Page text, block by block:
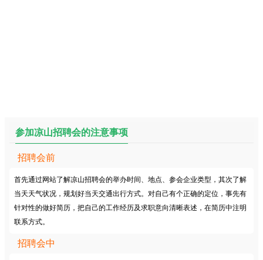
参加凉山招聘会的注意事项
招聘会前
首先通过网站了解凉山招聘会的举办时间、地点、参会企业类型，其次了解
当天天气状况，规划好当天交通出行方式。对自己有个正确的定位，事先有
针对性的做好简历，把自己的工作经历及求职意向清晰表述，在简历中注明
联系方式。
招聘会中